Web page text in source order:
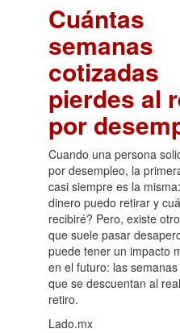
Cuántas
semanas
cotizadas
pierdes al
por
Cuando una persona
por desempleo, la
casi siempre es la
dinero puedo retirar y
recibiré? Pero, existe
que suele pasar
puede tener un impacto
en el futuro: las
que se descuentan al
retiro.
Lado.mx